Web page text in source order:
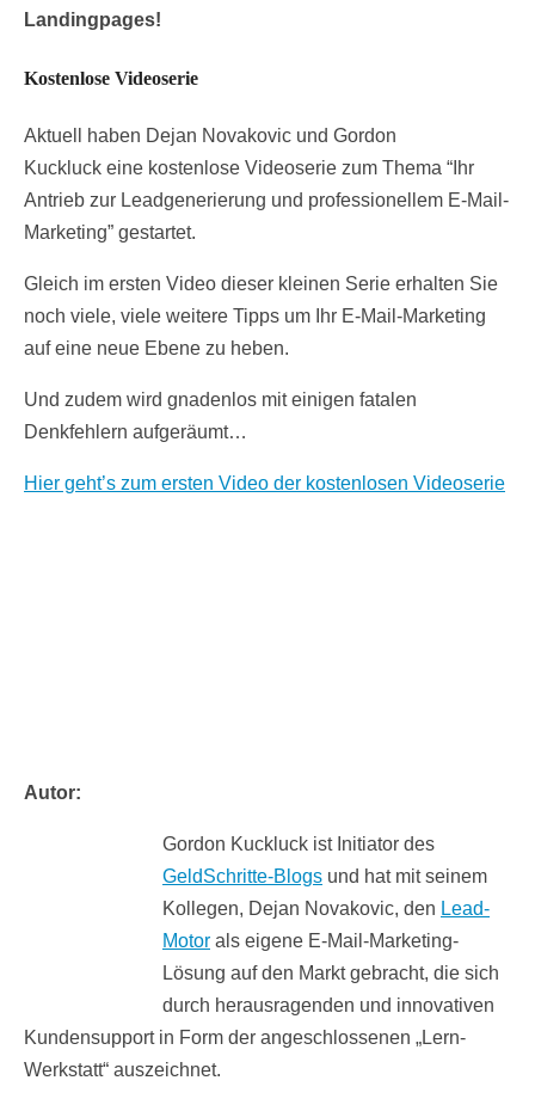
Landingpages!
Kostenlose Videoserie
Aktuell haben Dejan Novakovic und Gordon
Kuckluck eine kostenlose Videoserie zum Thema “Ihr
Antrieb zur Leadgenerierung und professionellem E-Mail-
Marketing” gestartet.
Gleich im ersten Video dieser kleinen Serie erhalten Sie
noch viele, viele weitere Tipps um Ihr E-Mail-Marketing
auf eine neue Ebene zu heben.
Und zudem wird gnadenlos mit einigen fatalen
Denkfehlern aufgeräumt…
Hier geht’s zum ersten Video der kostenlosen Videoserie
Autor:
Gordon Kuckluck ist Initiator des
GeldSchritte-Blogs und hat mit seinem
Kollegen, Dejan Novakovic, den Lead-
Motor als eigene E-Mail-Marketing-
Lösung auf den Markt gebracht, die sich
durch herausragenden und innovativen
Kundensupport in Form der angeschlossenen „Lern-
Werkstatt“ auszeichnet.